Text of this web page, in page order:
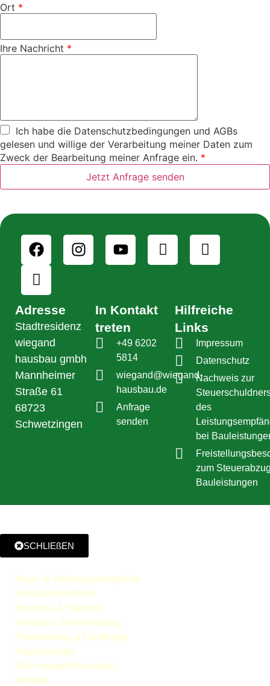
Ort *
Ihre Nachricht *
Ich habe die Datenschutzbedingungen und AGBs
gelesen und willige der Verarbeitung meiner Daten zum
Zweck der Bearbeitung meiner Anfrage ein. *
Jetzt Anfrage senden
Adresse
Stadtresidenz
wiegand
hausbau gmbh
Mannheimer
Straße 61
68723
Schwetzingen
In Kontakt
treten
+49 6202
5814
wiegand@wiegand-
hausbau.de
Anfrage
senden
Hilfreiche
Links
Impressum
Datenschutz
Nachweis zur
des
bei
zum
Bauleistungen
SCHLIEßEN
Haus- & Wohnungsangebote
Immobilienportfolio
Hausbau & Planung
Verkauf & Wertermittlung
Finanzierung & Förderung
Kapitalanlage
Über wiegand hausbau
Kontakt